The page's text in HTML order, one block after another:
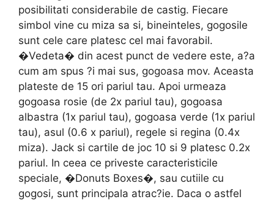
posibilitati considerabile de castig. Fiecare
simbol vine cu miza sa si, bineinteles, gogosile
sunt cele care platesc cel mai favorabil.
�Vedeta� din acest punct de vedere este, a?a
cum am spus ?i mai sus, gogoasa mov. Aceasta
plateste de 15 ori pariul tau. Apoi urmeaza
gogoasa rosie (de 2x pariul tau), gogoasa
albastra (1x pariul tau), gogoasa verde (1x pariul
tau), asul (0.6 x pariul), regele si regina (0.4x
miza). Jack si cartile de joc 10 si 9 platesc 0.2x
pariul. In ceea ce priveste caracteristicile
speciale, �Donuts Boxes�, sau cutiile cu
gogosi, sunt principala atrac?ie. Daca o astfel